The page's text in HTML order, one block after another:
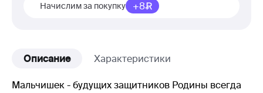
Начислим за покупку +8
Описание Характеристики
Мальчишек - будущих защитников Родины всегда